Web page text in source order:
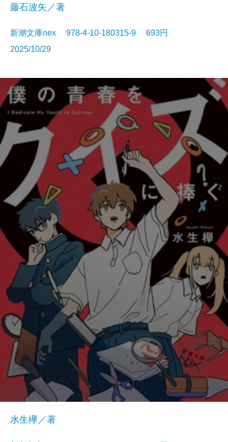
藤石波矢／著
新潮文庫nex 978-4-10-180315-9 693円
2025/10/29
水生欅／著